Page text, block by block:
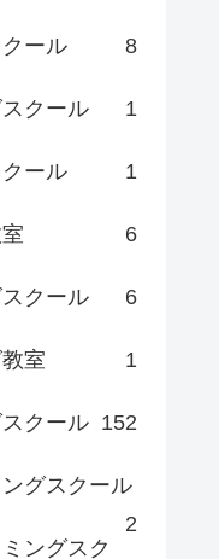
ール 8
クール 1
ール 1
6
クール 6
室 1
クール 152
グスクール
2
ングスク